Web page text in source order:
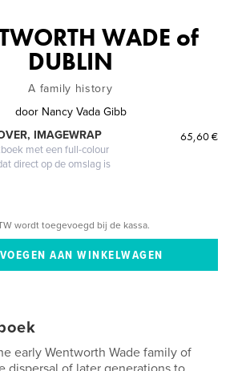
WADE of
DUBLIN
A family history
door Nancy Vada Gibb
IMAGEWRAP
met een full-colour
direct op de omslag is
65,60 €
wordt toegevoegd bij de kassa.
early Wentworth Wade family of